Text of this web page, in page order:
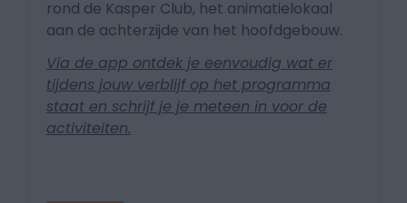
rond de Kasper Club, het animatielokaal
aan de achterzijde van het hoofdgebouw.
Via de app ontdek je eenvoudig wat er
tijdens jouw verblijf op het programma
staat en schrijf je je meteen in voor de
activiteiten.